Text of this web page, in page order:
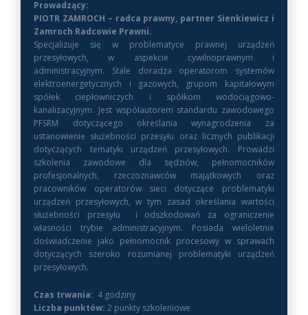
Prowadzący:
PIOTR ZAMROCH – radca prawny, partner Sienkiewicz i
Zamroch Radcowie Prawni.
Specjalizuje się w problematyce prawnej urządzeń
przesyłowych, w aspekcie cywilnoprawnym i
administracyjnym. Stale doradza operatorom systemów
elektroenergetycznych i gazowych, grupom kapitałowym
spółek ciepłowniczych i spółkom wodociągowo-
kanalizacyjnym. Jest współautorem standardu zawodowego
PFSRM dotyczącego określania wynagrodzenia za
ustanowienie służebności przesyłu oraz licznych publikacji
dotyczących tematyki urządzeń przesyłowych. Prowadzi
szkolenia zawodowe dla sędziów, pełnomocników
profesjonalnych, rzeczoznawców majątkowych oraz
pracowników operatorów sieci dotyczące problematyki
urządzeń przesyłowych, w tym zasad określania wartości
służebności przesyłu i odszkodowań za ograniczenie
własności trybie administracyjnym. Posiada wieloletnie
doświadczenie jako pełnomocnik procesowy w sprawach
dotyczących szeroko rozumianej problematyki urządzeń
przesyłowych.
Czas trwania: 4 godziny
Liczba punktów:2 punkty szkoleniowe